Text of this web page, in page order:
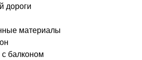
дороги
материалы
с балконом